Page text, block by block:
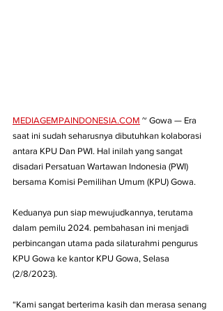
MEDIAGEMPAINDONESIA.COM ~ Gowa — Era
saat ini sudah seharusnya dibutuhkan kolaborasi
antara KPU Dan PWI. Hal inilah yang sangat
disadari Persatuan Wartawan Indonesia (PWI)
bersama Komisi Pemilihan Umum (KPU) Gowa.
Keduanya pun siap mewujudkannya, terutama
dalam pemilu 2024. pembahasan ini menjadi
perbincangan utama pada silaturahmi pengurus
KPU Gowa ke kantor KPU Gowa, Selasa
(2/8/2023).
“Kami sangat berterima kasih dan merasa senang